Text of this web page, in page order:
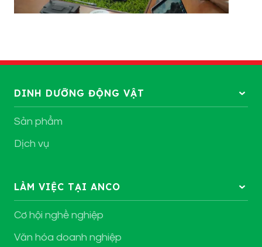
DINH DƯỠNG ĐỘNG VẬT
Sản phẩm
Dịch vụ
LÀM VIỆC TẠI ANCO
Cơ hội nghề nghiệp
Văn hóa doanh nghiệp